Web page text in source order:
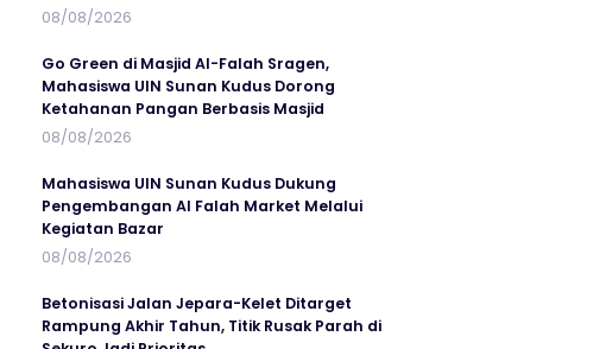
08/08/2026
Go Green di Masjid Al-Falah Sragen,
Mahasiswa UIN Sunan Kudus Dorong
Ketahanan Pangan Berbasis Masjid
08/08/2026
Mahasiswa UIN Sunan Kudus Dukung
Pengembangan Al Falah Market Melalui
Kegiatan Bazar
08/08/2026
Betonisasi Jalan Jepara-Kelet Ditarget
Rampung Akhir Tahun, Titik Rusak Parah di